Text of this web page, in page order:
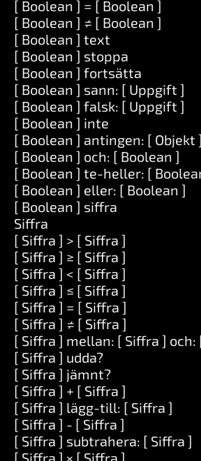
[ Boolean ] = [ Boolean ]
[ Boolean ] ≠ [ Boolean ]
[ Boolean ] text
[ Boolean ] stoppa
[ Boolean ] fortsätta
[ Boolean ] sann: [ Uppgift ]
[ Boolean ] falsk: [ Uppgift ]
[ Boolean ] inte
[ Boolean ] antingen: [ Objekt
[ Boolean ] och: [ Boolean ]
[ Boolean ] te-heller: [
[ Boolean ] eller: [ Boolean ]
[ Boolean ] siffra
Siffra
[ Siffra ] > [ Siffra ]
[ Siffra ] ≥ [ Siffra ]
[ Siffra ] < [ Siffra ]
[ Siffra ] ≤ [ Siffra ]
[ Siffra ] = [ Siffra ]
[ Siffra ] ≠ [ Siffra ]
[ Siffra ] mellan: [ Siffra ] och:
[ Siffra ] udda?
[ Siffra ] jämnt?
[ Siffra ] + [ Siffra ]
[ Siffra ] lägg-till: [ Siffra ]
[ Siffra ] - [ Siffra ]
[ Siffra ] subtrahera: [ Siffra ]
[ Siffra ] × [ Siffra ]